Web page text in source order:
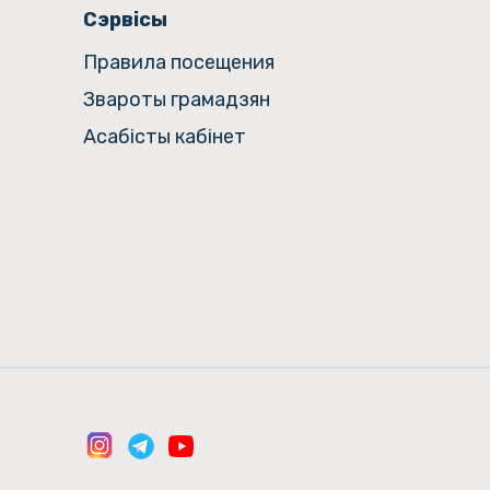
Сэрвісы
Правила посещения
Звароты грамадзян
Асабісты кабінет